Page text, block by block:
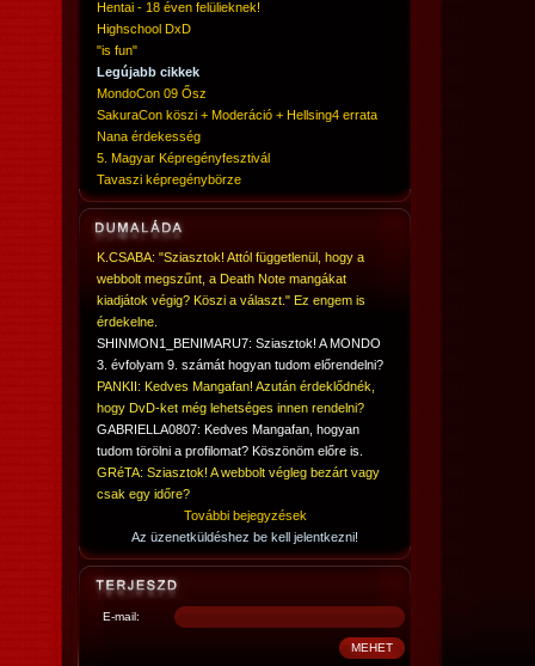
Hentai - 18 éven felülieknek!
Highschool DxD
"is fun"
Legújabb cikkek
MondoCon 09 Ősz
SakuraCon köszi + Moderáció + Hellsing4 errata
Nana érdekesség
5. Magyar Képregényfesztivál
Tavaszi képregénybörze
K.CSABA: "Sziasztok! Attól függetlenül, hogy a
webbolt megszűnt, a Death Note mangákat
kiadjátok végig? Köszi a választ." Ez engem is
érdekelne.
SHINMON1_BENIMARU7: Sziasztok! A MONDO
3. évfolyam 9. számát hogyan tudom előrendelni?
PANKII: Kedves Mangafan! Azután érdeklődnék,
hogy DvD-ket még lehetséges innen rendelni?
GABRIELLA0807: Kedves Mangafan, hogyan
tudom törölni a profilomat? Köszönöm előre is.
GRéTA: Sziasztok! A webbolt végleg bezárt vagy
csak egy időre?
További bejegyzések
Az üzenetküldéshez be kell jelentkezni!
E-mail: